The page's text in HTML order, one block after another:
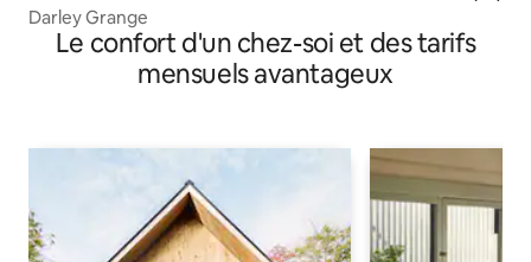
Darley Grange
Le confort d'un chez-soi et des tarifs
mensuels avantageux